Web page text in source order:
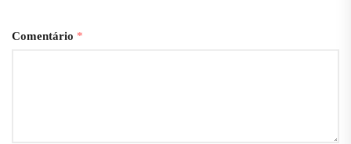
Comentário *